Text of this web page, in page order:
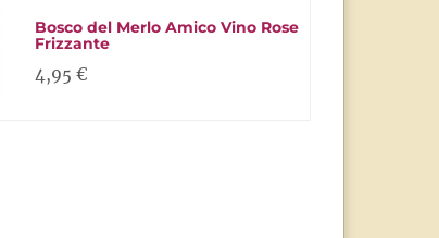
Bosco del Merlo Amico Vino Rose
Frizzante
4,95 €